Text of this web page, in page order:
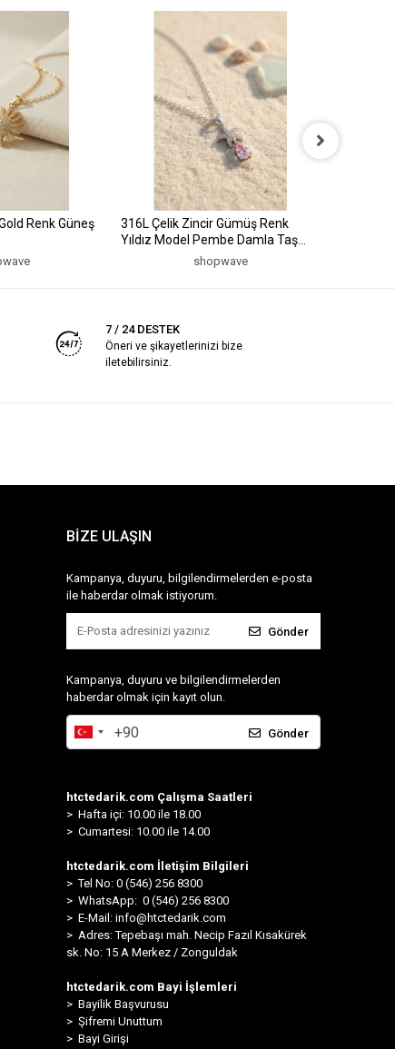
Renk Güneş
316L Çelik Zincir Gümüş Renk
Yıldız Model Pembe Damla Taş
shopwave
7 / 24 DESTEK
Öneri ve şikayetlerinizi bize
iletebilirsiniz.
BİZE ULAŞIN
Kampanya, duyuru, bilgilendirmelerden e-posta
ile haberdar olmak istiyorum.
Gönder
Kampanya, duyuru ve bilgilendirmelerden
haberdar olmak için kayıt olun.
Gönder
htctedarik.com Çalışma Saatleri
> Hafta içi: 10.00 ile 18.00
> Cumartesi: 10.00 ile 14.00
htctedarik.com İletişim Bilgileri
> Tel No: 0 (546) 256 8300
> WhatsApp: 0 (546) 256 8300
> E-Mail: info@htctedarik.com
> Adres: Tepebaşı mah. Necip Fazıl Kısakürek
sk. No: 15 A Merkez / Zonguldak
htctedarik.com Bayi İşlemleri
> Bayilik Başvurusu
> Şifremi Unuttum
> Bayi Girişi